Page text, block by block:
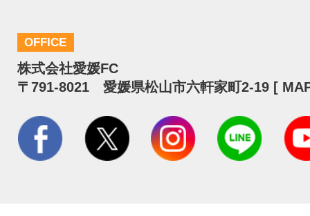
OFFICE
株式会社愛媛FC
〒791-8021 愛媛県松山市六軒家町2-19 [